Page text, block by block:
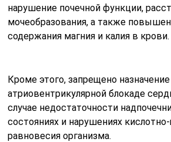
нарушение почечной функции,
мочеобразования, а также
содержания магния и калия в крови.
Кроме этого, запрещено
атриовентрикулярной блокаде
случае недостаточности
состояниях и нарушениях
равновесия организма.